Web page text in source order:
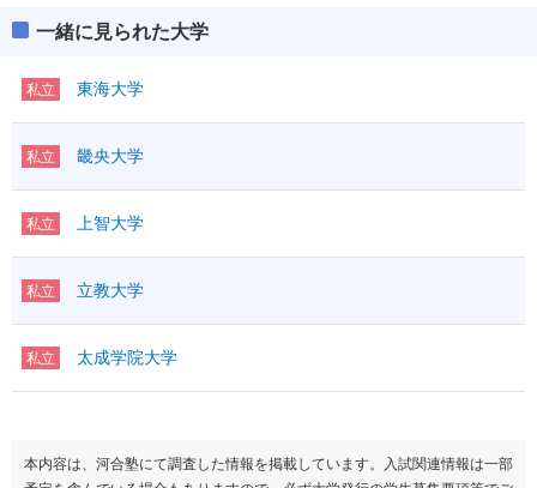
一緒に見られた大学
私立 東海大学
私立 畿央大学
私立 上智大学
私立 立教大学
私立 太成学院大学
本内容は、河合塾にて調査した情報を掲載しています。入試関連情報は一部